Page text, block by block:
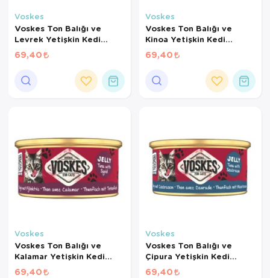
Voskes
Voskes Ton Balığı ve
Levrek Yetişkin Kedi
Konservesi 85 Gr
69,40
Voskes
Voskes Ton Balığı ve
Kinoa Yetişkin Kedi
Konservesi 85 Gr
69,40
Voskes
Voskes Ton Balığı ve
Kalamar Yetişkin Kedi
Konservesi 85 Gr
69,40
Voskes
Voskes Ton Balığı ve
Çipura Yetişkin Kedi
Konservesi 85 Gr
69,40